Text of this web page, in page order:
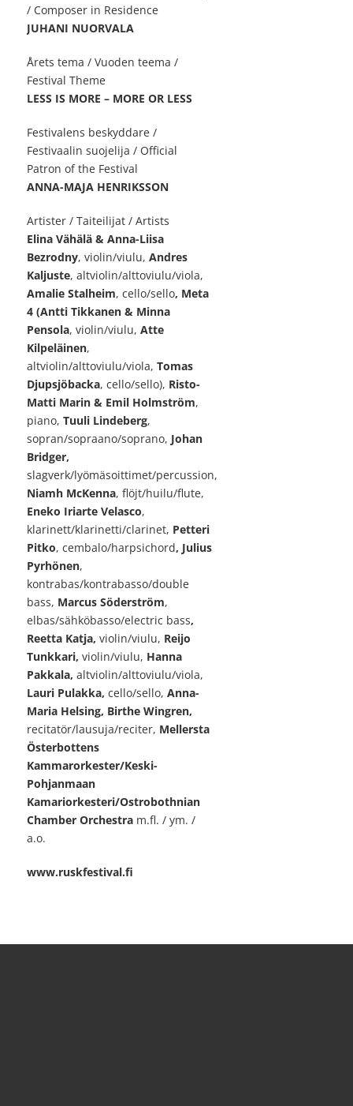
/ Composer in Residence
JUHANI NUORVALA
Årets tema / Vuoden teema /
Festival Theme
LESS IS MORE – MORE OR LESS
Festivalens beskyddare /
Festivaalin suojelija / Official
Patron of the Festival
ANNA-MAJA HENRIKSSON
Artister / Taiteilijat / Artists
Elina Vähälä & Anna-Liisa
Bezrodny, violin/viulu, Andres
Kaljuste, altviolin/alttoviulu/viola,
Amalie Stalheim, cello/sello, Meta
4 (Antti Tikkanen & Minna
Pensola, violin/viulu, Atte
Kilpeläinen,
altviolin/alttoviulu/viola, Tomas
Djupsjöbacka, cello/sello), Risto-
Matti Marin & Emil Holmström,
piano, Tuuli Lindeberg,
sopran/sopraano/soprano, Johan
Bridger,
slagverk/lyömäsoittimet/percussion,
Niamh McKenna, flöjt/huilu/flute,
Eneko Iriarte Velasco,
klarinett/klarinetti/clarinet, Petteri
Pitko, cembalo/harpsichord, Julius
Pyrhönen,
kontrabas/kontrabasso/double
bass, Marcus Söderström,
elbas/sähköbasso/electric bass,
Reetta Katja, violin/viulu, Reijo
Tunkkari, violin/viulu, Hanna
Pakkala, altviolin/alttoviulu/viola,
Lauri Pulakka, cello/sello, Anna-
Maria Helsing, Birthe Wingren,
recitatör/lausuja/reciter, Mellersta
Österbottens
Kammarorkester/Keski-
Pohjanmaan
Kamariorkesteri/Ostrobothnian
Chamber Orchestra m.fl. / ym. /
a.o.
www.ruskfestival.fi